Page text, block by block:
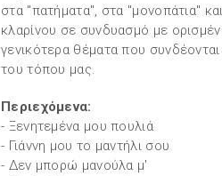
στα "πατήματα", στα "μονοπάτια"
κλαρίνου σε συνδυασμό με
γενικότερα θέματα που
του τόπου μας.
Περιεχόμενα:
- Ξενητεμένα μου πουλιά
- Γιάννη μου το μαντήλι σου
- Δεν μπορώ μανούλα μ'